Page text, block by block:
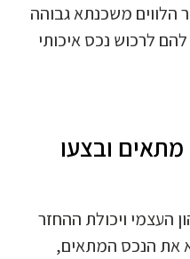
משכנתא גבוהה
לרכוש נכס איכותי
ובצעו
ויכולת ההחזר
הנכס המתאים,